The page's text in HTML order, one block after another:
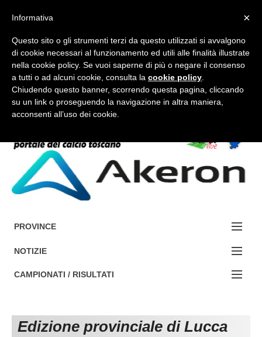
FORUM-ACCEDI
Accedi / Registrati
PROVINCE
EDIZIONE:
AREZZO
GROSSETO
NOTIZIE
NOTIZIE:
Le iniziative di TOSCANA GOL
CAMPIONATI / RISULTATI
NAZIONALI
Edizione provinciale di Lucca
×
Informativa
Questo sito o gli strumenti terzi da questo utilizzati si avvalgono
di cookie necessari al funzionamento ed utili alle finalità illustrate
nella cookie policy. Se vuoi saperne di più o negare il consenso
a tutti o ad alcuni cookie, consulta la cookie policy
Chiudendo questo banner, scorrendo questa pagina, cliccando
su un link o proseguendo la navigazione in altra maniera,
acconsenti all’uso dei cookie.